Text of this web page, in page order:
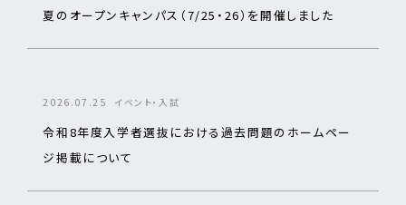
夏のオープンキャンパス（7/25・26）を開催しました
2026.07.25 イベント・入試
令和8年度入学者選抜における過去問題のホームペー
ジ掲載について